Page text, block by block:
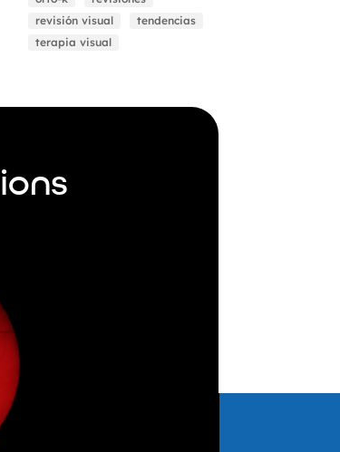
revisión visual
tendencias
terapia visual